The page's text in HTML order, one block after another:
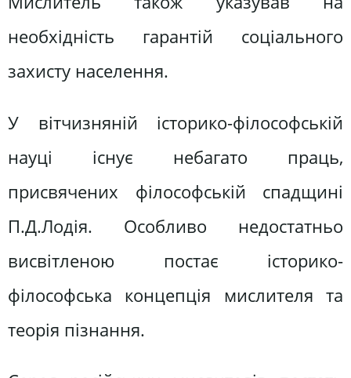
необхідність гарантій соціального
захисту населення.
У вітчизняній історико-філософській
науці існує небагато праць,
присвячених філософській спадщині
П.Д.Лодія. Особливо недостатньо
висвітленою постає історико-
філософська концепція мислителя та
теорія пізнання.